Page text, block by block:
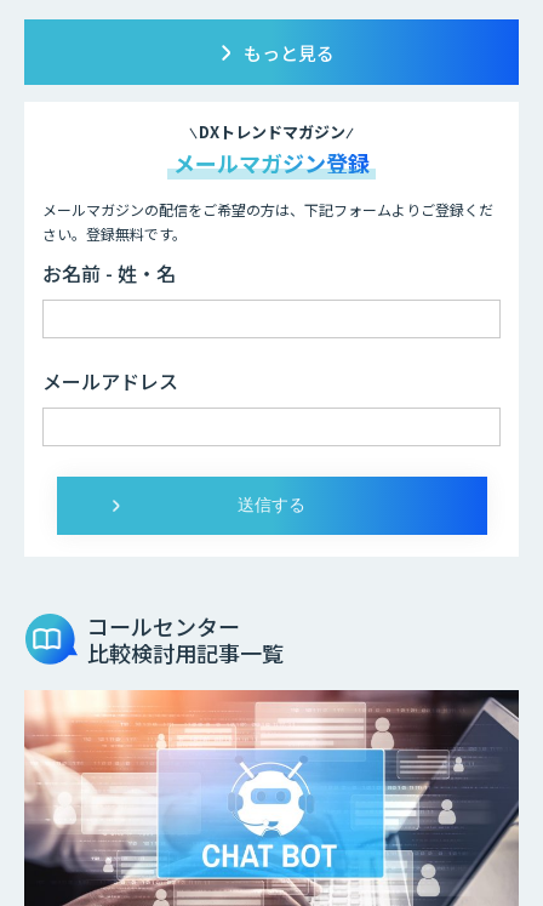
もっと見る
DXトレンドマガジン
メールマガジン登録
メールマガジンの配信をご希望の方は、下記フォームよりご登録くだ
さい。登録無料です。
お名前 - 姓・名
メールアドレス
コールセンター
比較検討用記事一覧